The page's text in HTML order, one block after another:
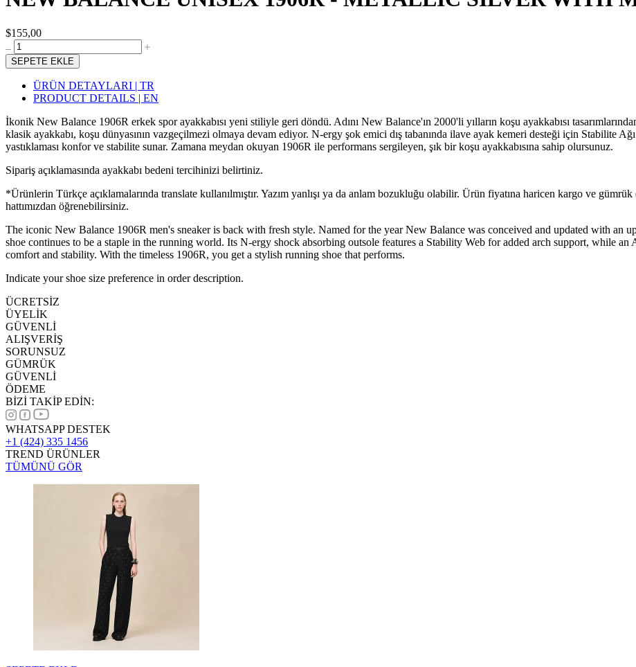
$155,00
SEPETE EKLE
ÜRÜN DETAYLARI | TR
PRODUCT DETAILS | EN
İkonik New Balance 1906R erkek spor ayakkabısı yeni stiliyle geri döndü. Adını New Balance'ın 2000'li yılların koşu ayakkabısı
klasik ayakkabı, koşu dünyasının vazgeçilmezi olmaya devam ediyor. N-ergy şok emici dış tabanında ilave ayak kemeri desteği için
yastıklaması konfor ve stabilite sunar. Zamana meydan okuyan 1906R ile performans sergileyen, şık bir koşu ayakkabısına sahip olursunuz.
Sipariş açıklamasında ayakkabı bedeni tercihinizi belirtiniz.
*Ürünlerin Türkçe açıklamalarında translate kullanılmıştır. Yazım yanlışı ya da anlam bozukluğu olabilir. Ürün fiyatına haricen kargo ve gümrük
hattımızdan öğrenebilirsiniz.
The iconic New Balance 1906R men's sneaker is back with fresh style. Named for the year New Balance was conceived and updated with an
shoe continues to be a staple in the running world. Its N-ergy shock absorbing outsole features a Stability Web for added arch support, while
comfort and stability. With the timeless 1906R, you get a stylish running shoe that performs.
Indicate your shoe size preference in order description.
ÜCRETSİZ
ÜYELİK
GÜVENLİ
ALIŞVERİŞ
SORUNSUZ
GÜMRÜK
GÜVENLİ
ÖDEME
BİZİ TAKİP EDİN:
WHATSAPP DESTEK
+1 (424) 335 1456
TREND ÜRÜNLER
TÜMÜNÜ GÖR